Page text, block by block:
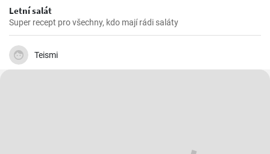
Letní salát
Super recept pro všechny, kdo mají rádi saláty
Teismi